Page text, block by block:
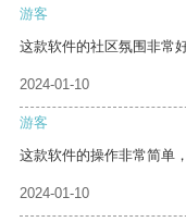
游客
这款软件的社区氛围非常
2024-01-10
游客
这款软件的操作非常简单
2024-01-10